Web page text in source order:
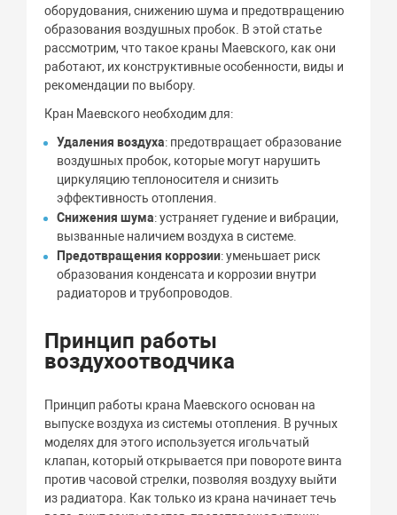
оборудования, снижению шума и предотвращению
образования воздушных пробок. В этой статье
рассмотрим, что такое краны Маевского, как они
работают, их конструктивные особенности, виды и
рекомендации по выбору.
Кран Маевского необходим для:
Удаления воздуха: предотвращает образование
воздушных пробок, которые могут нарушить
циркуляцию теплоносителя и снизить
эффективность отопления.
Снижения шума: устраняет гудение и вибрации,
вызванные наличием воздуха в системе.
Предотвращения коррозии: уменьшает риск
образования конденсата и коррозии внутри
радиаторов и трубопроводов.
Принцип работы
воздухоотводчика
Принцип работы крана Маевского основан на
выпуске воздуха из системы отопления. В ручных
моделях для этого используется игольчатый
клапан, который открывается при повороте винта
против часовой стрелки, позволяя воздуху выйти
из радиатора. Как только из крана начинает течь